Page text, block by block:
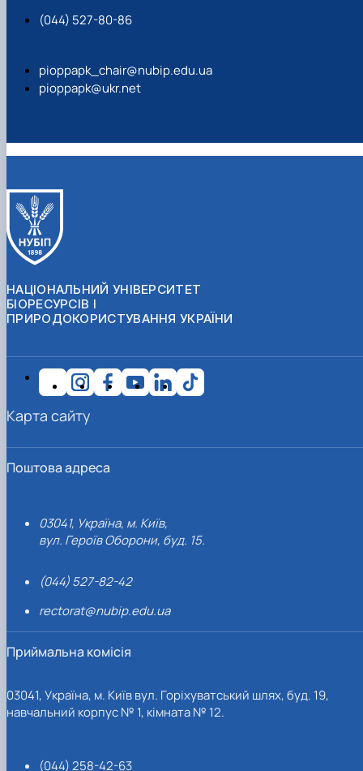
(044) 527-80-86
pioppapk_chair@nubip.edu.ua
pioppapk@ukr.net
НАЦІОНАЛЬНИЙ УНІВЕРСИТЕТ
БІОРЕСУРСІВ І
ПРИРОДОКОРИСТУВАННЯ УКРАЇНИ
Поштова адреса
03041, Україна, м. Київ,
вул. Героїв Оборони, буд. 15.
(044) 527-82-42
rectorat@nubip.edu.ua
Приймальна комісія
03041, Україна, м. Київ вул. Горіхуватський шлях, буд. 19,
навчальний корпус № 1, кімната № 12.
(044) 258-42-63
Карта сайту